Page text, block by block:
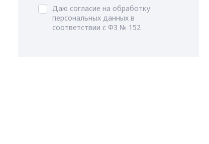
Даю согласие на обработку
персональных данных в
соответствии с ФЗ № 152